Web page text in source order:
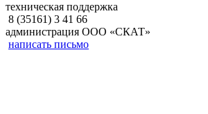
техническая поддержка
8 (35161) 3 41 66
администрация ООО «СКАТ»
написать письмо